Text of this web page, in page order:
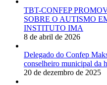
TBT-CONFEP
SOBRE O AUTISMO
INSTITUTO IMA
8 de abril de 2026
Delegado do Confep
conselheiro municipal da
20 de dezembro de 2025